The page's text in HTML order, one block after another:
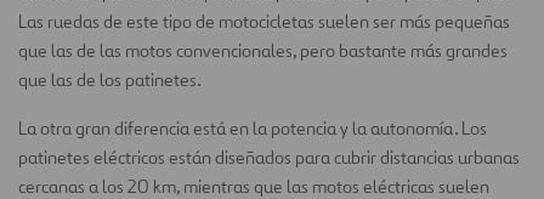
Las ruedas de este tipo de motocicletas suelen ser más pequeñas
que las de las motos convencionales, pero bastante más grandes
que las de los patinetes.
La otra gran diferencia está en la potencia y la autonomía. Los
patinetes eléctricos están diseñados para cubrir distancias urbanas
cercanas a los 20 km, mientras que las motos eléctricas suelen